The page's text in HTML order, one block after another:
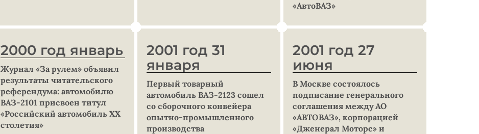
«АвтоВАЗ»
2000 год январь
Журнал «За рулем» объявил
результаты читательского
референдума: автомобилю
ВАЗ-2101 присвоен титул
«Российский автомобиль XX
столетия»
2001 год 31
января
Первый товарный
автомобиль ВАЗ-2123 сошел
со сборочного конвейера
опытно-промышленного
производства
2001 год 27
июня
В Москве состоялось
подписание генерального
соглашения между АО
«АВТОВАЗ», корпорацией
«Дженерал Моторс» и